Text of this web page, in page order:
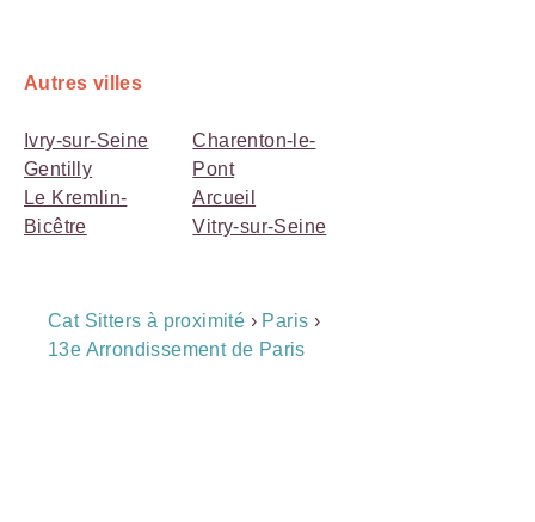
Autres villes
Ivry-sur-Seine
Gentilly
Le Kremlin-
Bicêtre
Charenton-le-
Pont
Arcueil
Vitry-sur-Seine
Breadcrumb
Navigation
Cat Sitters à proximité › Paris ›
13e Arrondissement de Paris